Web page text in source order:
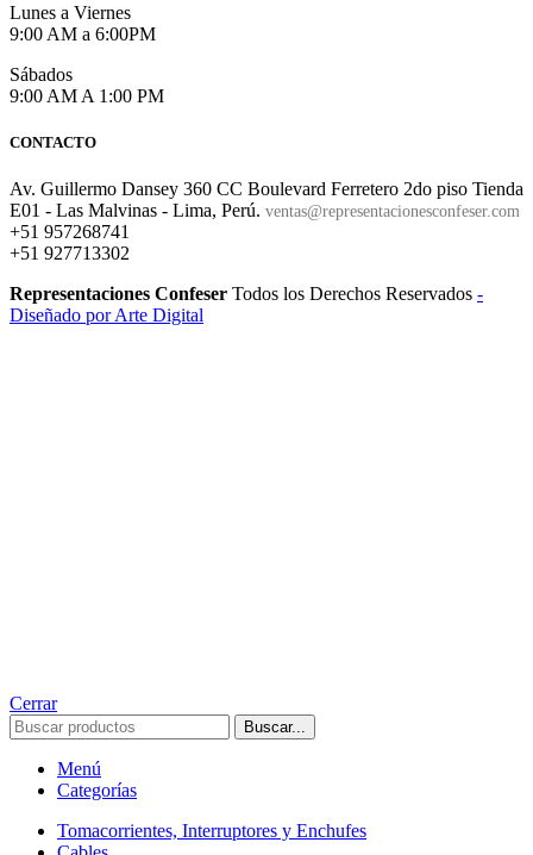
Lunes a Viernes
9:00 AM a 6:00PM
Sábados
9:00 AM A 1:00 PM
CONTACTO
Av. Guillermo Dansey 360 CC Boulevard Ferretero 2do piso Tienda
E01 - Las Malvinas - Lima, Perú. ventas@representacionesconfeser.com
+51 957268741
+51 927713302
Representaciones Confeser Todos los Derechos Reservados -
Diseñado por Arte Digital
Cerrar
Buscar...
Menú
Categorías
Tomacorrientes, Interruptores y Enchufes